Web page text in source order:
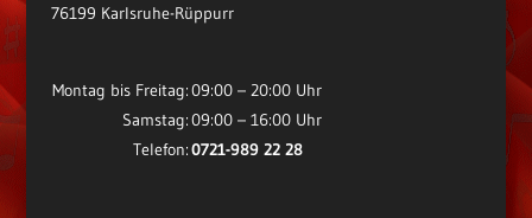
76199 Karlsruhe-Rüppurr
Montag bis Freitag:09:00 – 20:00 Uhr
Samstag:09:00 – 16:00 Uhr
Telefon:0721-989 22 28